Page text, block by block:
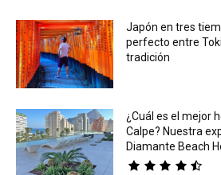
Japón en tres
perfecto entre
tradición
¿Cuál es el mejor
Calpe? Nuestra
Diamante Beach